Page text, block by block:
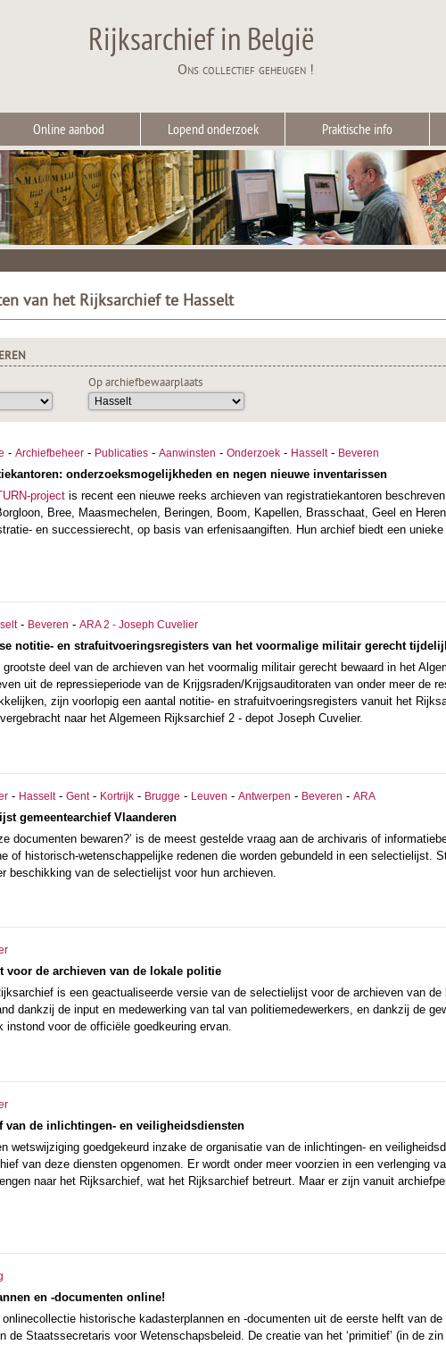
Rijksarchief in België
Ons collectief geheugen !
Online aanbod Lopend onderzoek Praktische info
van het Rijksarchief te Hasselt
Op archiefbewaarplaats
- Archiefbeheer - Publicaties - Aanwinsten - Onderzoek - Hasselt- Beveren
onderzoeksmogelijkheden en negen nieuwe inventarissen
project is recent een nieuwe reeks archieven van registratiekantoren
Bree, Maasmechelen, Beringen, Boom, Kapellen, Brasschaat, Geel en
en successierecht, op basis van erfenisaangiften. Hun archief biedt een
- Beveren - ARA 2 - Joseph Cuvelier
notitie- en strafuitvoeringsregisters van het voormalige militair gerecht
deel van de archieven van het voormalig militair gerecht bewaard in het
uit de repressieperiode van de Krijgsraden/Krijgsauditoraten van onder meer de
zijn voorlopig een aantal notitie- en strafuitvoeringsregisters vanuit het
naar het Algemeen Rijksarchief 2 - depot Joseph Cuvelier.
- Hasselt- Gent- Kortrijk - Brugge - Leuven - Antwerpen - Beveren - ARA
gemeentearchief Vlaanderen
documenten bewaren?’ is de meest gestelde vraag aan de archivaris of
of historisch-wetenschappelijke redenen die worden gebundeld in een selectielijst.
beschikking van de selectielijst voor hun archieven.
voor de archieven van de lokale politie
is een geactualiseerde versie van de selectielijst voor de archieven van
dankzij de input en medewerking van tal van politiemedewerkers, en dankzij de
instond voor de officiële goedkeuring ervan.
van de inlichtingen- en veiligheidsdiensten
wetswijziging goedgekeurd inzake de organisatie van de inlichtingen- en
van deze diensten opgenomen. Er wordt onder meer voorzien in een verlenging
naar het Rijksarchief, wat het Rijksarchief betreurt. Maar er zijn vanuit
en -documenten online!
historische kadasterplannen en -documenten uit de eerste helft van
de Staatssecretaris voor Wetenschapsbeleid. De creatie van het ‘primitief’ (in de